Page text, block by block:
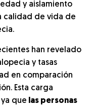
y aislamiento
calidad de vida de
han revelado
y tasas
en comparación
Esta carga
que las personas